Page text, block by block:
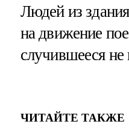
Людей из
на движение
случившееся не
ЧИТАЙТЕ ТАКЖЕ